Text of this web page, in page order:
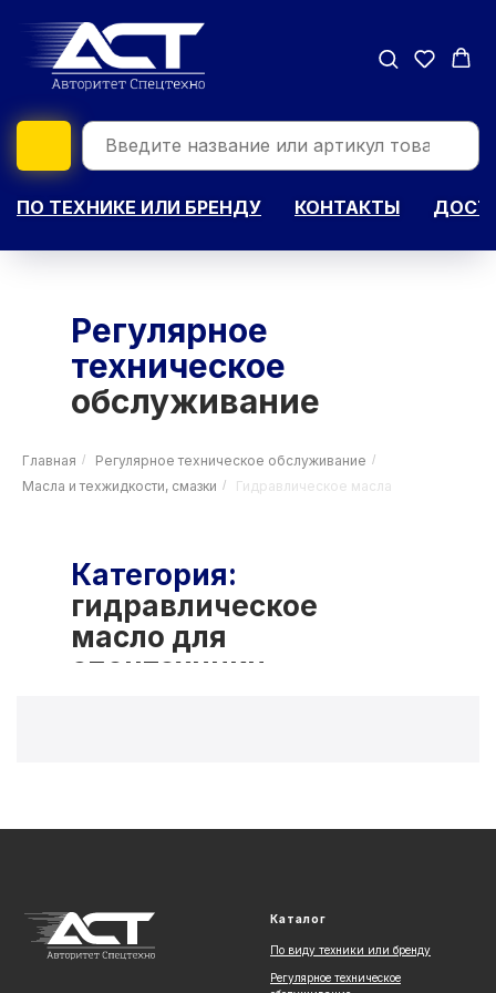
ПО ТЕХНИКЕ ИЛИ БРЕНДУ КОНТАКТЫ
Регулярное
техническое
обслуживание
Главная / Регулярное техническое обслуживание /
Масла и техжидкости, смазки / Гидравлическое масла
Категория:
гидравлическое
масло для
спецтехники
Каталог
По виду техники или бренду
Регулярное техническое